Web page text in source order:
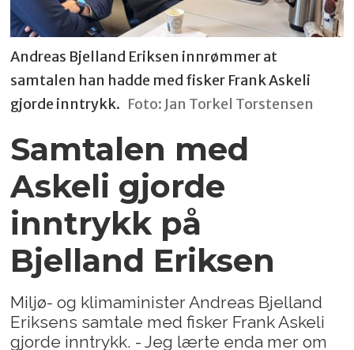
Andreas Bjelland Eriksen innrømmer at
samtalen han hadde med fisker Frank Askeli
gjorde inntrykk. Foto: Jan Torkel Torstensen
Samtalen med
Askeli gjorde
inntrykk på
Bjelland Eriksen
Miljø- og klimaminister Andreas Bjelland
Eriksens samtale med fisker Frank Askeli
gjorde inntrykk. - Jeg lærte enda mer om